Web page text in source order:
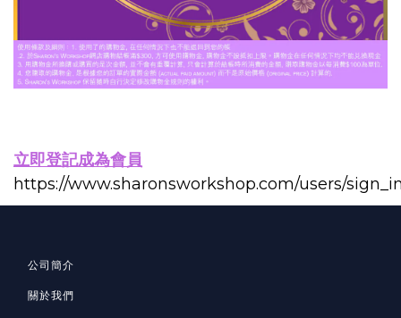
立即登記成為會員
https://www.sharonsworkshop.com/users/
公司簡介
關於我們